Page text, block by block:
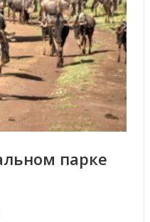
парке